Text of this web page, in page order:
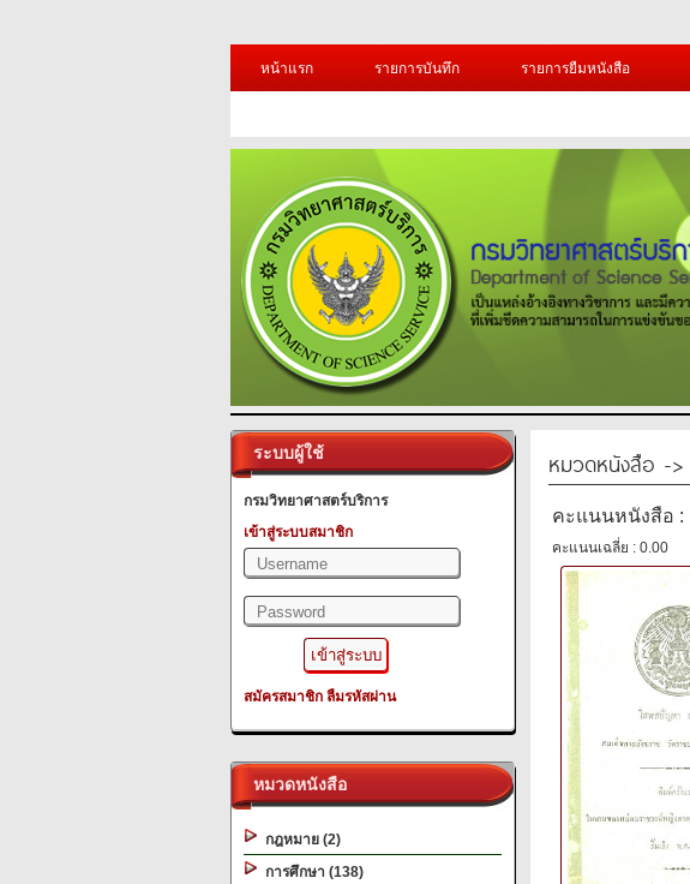
หน้าแรก
รายการบันทึก รายการยืมหนังสือ
ระบบผู้ใช้
กรมวิทยาศาสตร์บริการ
เข้าสู่ระบบสมาชิก
สมัครสมาชิก ลืมรหัสผ่าน
หมวดหนังสือ
กฎหมาย (2)
การศึกษา (138)
หมวดหนังสือ ->
คะแนนหนังสือ :
คะแนนเฉลี่ย : 0.00